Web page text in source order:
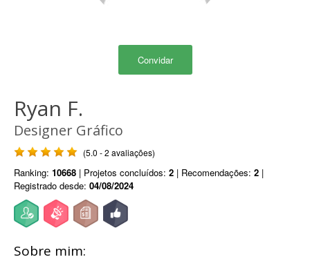
Convidar
Ryan F.
Designer Gráfico
(5.0 - 2 avaliações)
Ranking: 10668 | Projetos concluídos: 2 | Recomendações: 2 |
Registrado desde: 04/08/2024
Sobre mim: